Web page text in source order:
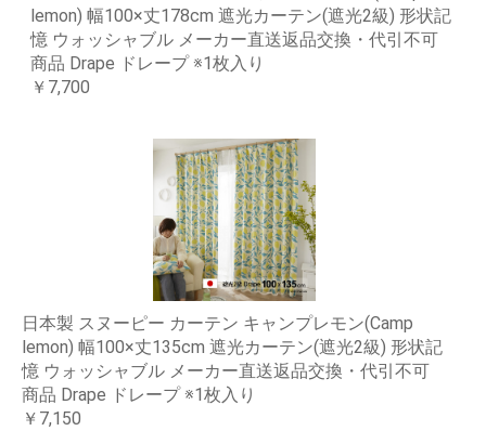
lemon) 幅100×丈178cm 遮光カーテン(遮光2級) 形状記
憶 ウォッシャブル メーカー直送返品交換・代引不可
商品 Drape ドレープ ※1枚入り
￥7,700
日本製 スヌーピー カーテン キャンプレモン(Camp
lemon) 幅100×丈135cm 遮光カーテン(遮光2級) 形状記
憶 ウォッシャブル メーカー直送返品交換・代引不可
商品 Drape ドレープ ※1枚入り
￥7,150